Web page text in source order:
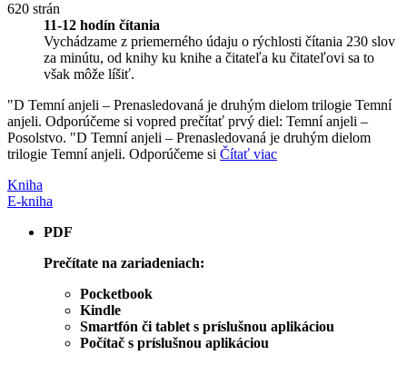
620 strán
11-12 hodín čítania
Vychádzame z priemerného údaju o rýchlosti čítania 230 slov
za minútu, od knihy ku knihe a čitateľa ku čitateľovi sa to
však môže líšiť.
"D Temní anjeli – Prenasledovaná je druhým dielom trilogie Temní
anjeli. Odporúčeme si vopred prečítať prvý diel: Temní anjeli –
Posolstvo. "D Temní anjeli – Prenasledovaná je druhým dielom
trilogie Temní anjeli. Odporúčeme si Čítať viac
Kniha
E-kniha
PDF
Prečítate na zariadeniach:
Pocketbook
Kindle
Smartfón či tablet s príslušnou aplikáciou
Počítač s príslušnou aplikáciou